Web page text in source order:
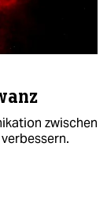
zwischen